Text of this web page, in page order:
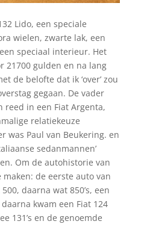
Lido, een speciale
wielen, zwarte lak, een
speciaal interieur. Het
21700 gulden en na lang
de belofte dat ik ‘over’ zou
gegaan. De vader
in een Fiat Argenta,
relatiekeuze
was Paul van Beukering. en
sedanmannen’
Om de autohistorie van
de eerste auto van
daarna wat 850’s, een
kwam een Fiat 124
131’s en de genoemde